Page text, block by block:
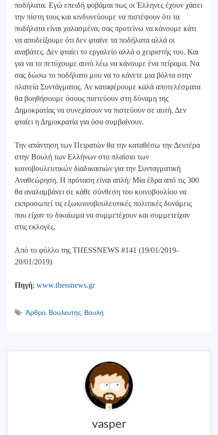
ποδήλατα. Εγώ επειδή φοβάμαι πως οι Έλληνες έχουν χάσει
την πίστη τους και κινδυνεύουμε να πιστέψουν ότι τα
ποδήλατα είναι χαλασμένα, σας προτείνω να κάνουμε κάτι
να αποδείξουμε ότι δεν φταίνε τα ποδήλατα αλλά οι
αναβάτες. Δεν φταίει το εργαλείο αλλά ο χειριστής του. Και
για να το πετύχουμε αυτό λέω να κάνουμε ένα πείραμα. Να
σας δώσω το ποδήλατο μου να το κάνετε μια βόλτα στην
πλατεία Συντάγματος. Αν καταφέρουμε καλά αποτελέσματα
θα βοηθήσουμε όσους πιστεύουν στη δύναμη της
Δημοκρατίας να συνεχίσουν να πιστεύουν σε αυτή. Δεν
φταίει η Δημοκρατία για όσα συμβαίνουν.
Την απάντηση των Πειρατών θα την καταθέσω την Δευτέρα
στην Βουλή των Ελλήνων στο πλαίσιο των
κοινοβουλευτικών διαδικασιών για την Συνταγματική
Αναθεώρηση. Η πρόταση είναι απλή: Μία έδρα από τις 300
θα αναλαμβάνει σε κάθε σύνθεση του κοινοβουλίου να
εκπροσωπεί τις εξωκοινοβουλευτικές πολιτικές δυνάμεις
που είχαν το δικαίωμα να συμμετέχουν και συμμετείχαν
στις εκλογές.
Από το φύλλο της THESSNEWS #141 (19/01/2019-
20/01/2019)
Πηγή: www.thessnews.gr
Άρθρο, Βουλευτής, Βουλή
vasper